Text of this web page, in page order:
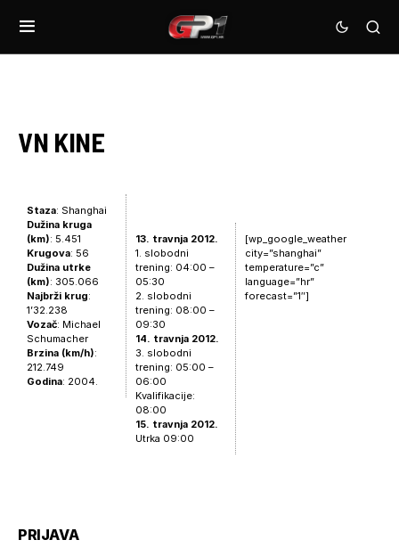
VN KINE
Staza: Shanghai
Dužina kruga
(km): 5.451
Krugova: 56
Dužina utrke
(km): 305.066
Najbrži krug:
1’32.238
Vozač: Michael
Schumacher
Brzina (km/h):
212.749
Godina: 2004.
13. travnja 2012.
1. slobodni
trening: 04:00 –
05:30
2. slobodni
trening: 08:00 –
09:30
14. travnja 2012.
3. slobodni
trening: 05:00 –
06:00
Kvalifikacije:
08:00
15. travnja 2012.
Utrka 09:00
[wp_google_weather
city=”shanghai”
temperature=”c”
language=”hr”
forecast=”1″]
PRIJAVA